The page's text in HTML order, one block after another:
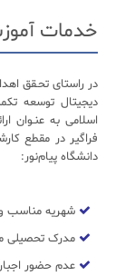
خدمات
در راستای تحـقق
دیجیتال توسعه
اسلامی به عنـوان
فراگیر در مقطع
دانشگاه پیام‌نور:
شهریه مناسب
مدرک تحصیلی
عدم حضور